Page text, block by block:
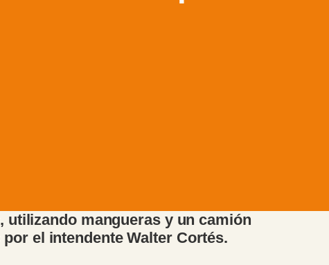
mangueras y un camión
el intendente Walter Cortés.